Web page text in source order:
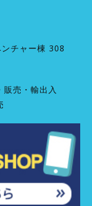
チャー棟 308
販売・輸出入